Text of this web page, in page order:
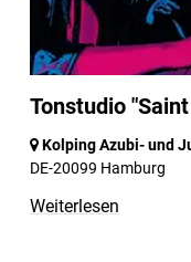
Tonstudio
Kolping Azubi- und
DE-20099 Hamburg
Weiterlesen